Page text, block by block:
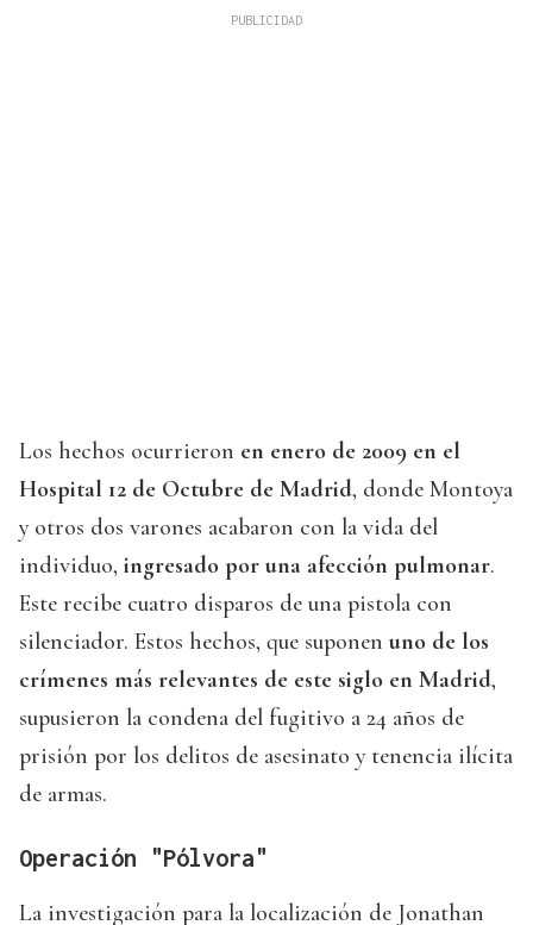
Los hechos ocurrieron en enero de 2009 en el
Hospital 12 de Octubre de Madrid, donde Montoya
y otros dos varones acabaron con la vida del
individuo, ingresado por una afección pulmonar.
Este recibe cuatro disparos de una pistola con
silenciador. Estos hechos, que suponen uno de los
crímenes más relevantes de este siglo en Madrid,
supusieron la condena del fugitivo a 24 años de
prisión por los delitos de asesinato y tenencia ilícita
de armas.
Operación "Pólvora"
La investigación para la localización de Jonathan